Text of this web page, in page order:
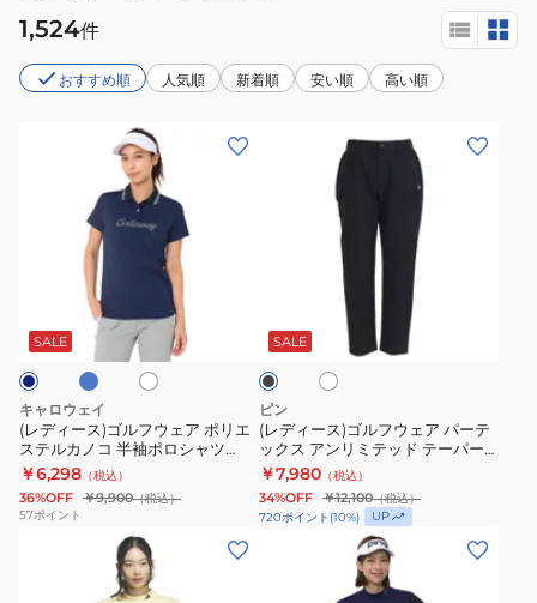
12,279件
おすすめ順 人気順 新着順 安い順 高い順